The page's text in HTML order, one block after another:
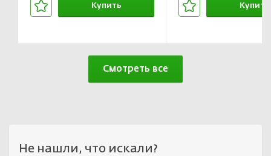
Купить Купить
Смотреть все
Не нашли, что искали?